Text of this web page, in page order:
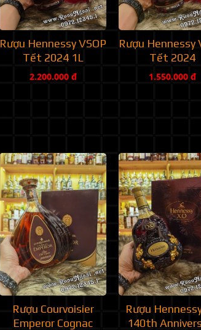
Rượu Hennessy VSOP
Tết 2024 1L
2.200.000 đ
Rượu Hennessy
Tết 2024
1.550.000 đ
Rượu Courvoisier
Emperor Cognac
Rượu
140th